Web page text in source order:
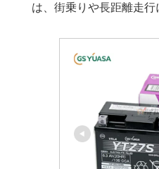
は、街乗りや長距離走行